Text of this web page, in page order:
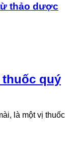
thảo dược
quý
là một vị thuốc